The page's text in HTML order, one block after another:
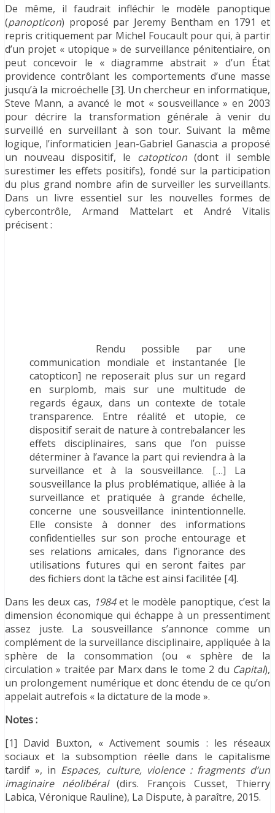
De même, il faudrait infléchir le modèle panoptique
(panopticon) proposé par Jeremy Bentham en 1791 et
repris critiquement par Michel Foucault pour qui, à partir
d’un projet « utopique » de surveillance pénitentiaire, on
peut concevoir le « diagramme abstrait » d’un État
providence contrôlant les comportements d’une masse
jusqu’à la microéchelle [3]. Un chercheur en informatique,
Steve Mann, a avancé le mot « sousveillance » en 2003
pour décrire la transformation générale à venir du
surveillé en surveillant à son tour. Suivant la même
logique, l’informaticien Jean-Gabriel Ganascia a proposé
un nouveau dispositif, le catopticon (dont il semble
surestimer les effets positifs), fondé sur la participation
du plus grand nombre afin de surveiller les surveillants.
Dans un livre essentiel sur les nouvelles formes de
cybercontrôle, Armand Mattelart et André Vitalis
précisent :
Rendu possible par une
communication mondiale et instantanée [le
catopticon] ne reposerait plus sur un regard
en surplomb, mais sur une multitude de
regards égaux, dans un contexte de totale
transparence. Entre réalité et utopie, ce
dispositif serait de nature à contrebalancer les
effets disciplinaires, sans que l’on puisse
déterminer à l’avance la part qui reviendra à la
surveillance et à la sousveillance. […] La
sousveillance la plus problématique, alliée à la
surveillance et pratiquée à grande échelle,
concerne une sousveillance inintentionnelle.
Elle consiste à donner des informations
confidentielles sur son proche entourage et
ses relations amicales, dans l’ignorance des
utilisations futures qui en seront faites par
des fichiers dont la tâche est ainsi facilitée [4].
Dans les deux cas, 1984et le modèle panoptique, c’est la
dimension économique qui échappe à un pressentiment
assez juste. La sousveillance s’annonce comme un
complément de la surveillance disciplinaire, appliquée à la
sphère de la consommation (ou « sphère de la
circulation » traitée par Marx dans le tome 2 du Capital),
un prolongement numérique et donc étendu de ce qu’on
appelait autrefois « la dictature de la mode ».
Notes :
[1] David Buxton, « Activement soumis : les réseaux
sociaux et la subsomption réelle dans le capitalisme
tardif », in Espaces, culture, violence : fragments d’un
imaginaire néolibéral(dirs. François Cusset, Thierry
Labica, Véronique Rauline), La Dispute, à paraître, 2015.